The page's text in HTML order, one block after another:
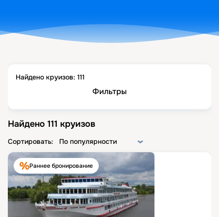
Найдено круизов: 111
Фильтры
Найдено 111 круизов
Сортировать: По популярности
Раннее бронирование